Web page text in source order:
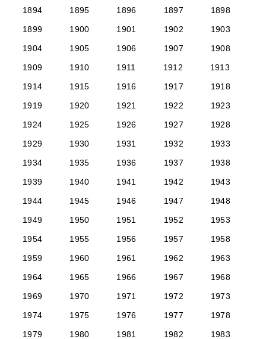
1894
1895 1896 1897
1898
1899
1900 1901 1902
1903
1904
1905 1906 1907
1908
1909
1910 1911 1912
1913
1914
1915 1916 1917
1918
1919
1920 1921 1922
1923
1924
1925 1926 1927
1928
1929
1930 1931 1932
1933
1934
1935 1936 1937
1938
1939
1940 1941 1942
1943
1944
1945 1946 1947
1948
1949
1950 1951 1952
1953
1954
1955 1956 1957
1958
1959
1960 1961 1962
1963
1964
1965 1966 1967
1968
1969
1970 1971 1972
1973
1974
1975 1976 1977
1978
1979
1980 1981 1982 1983